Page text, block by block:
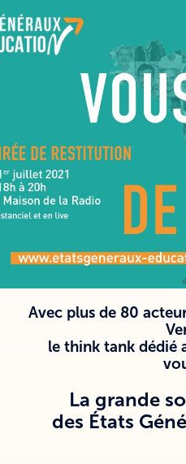
Avec plus de 80
le think tank dédié
La grande
des États